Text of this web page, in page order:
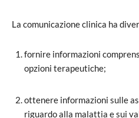
La comunicazione clinica ha
fornire informazioni
opzioni terapeutiche;
ottenere informazioni sulle
riguardo alla malattia e sui